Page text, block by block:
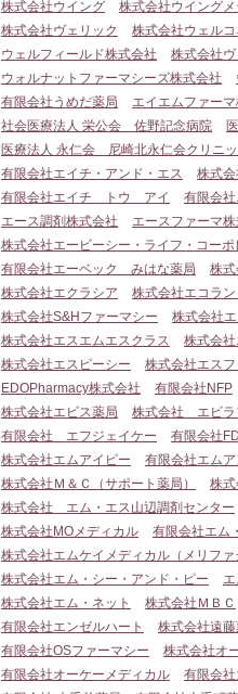
株式会社ウイング
株式会社ウイング
株式会社ヴェリック
株式会社ウェルコ
ウェルフィールド株式会社
株式会社
ウォルナットファーマシーズ株式会社
有限会社うめだ薬局
エイエムファー
社会医療法人 栄公会 佐野記念病院
医療法人 永仁会 尼崎北永仁会クリニッ
有限会社エイチ・アンド・エス
株式
有限会社エイチ トウ アイ
有限会
エース調剤株式会社
エースファーマ
株式会社エービーシー・ライフ・コーポ
有限会社エーベック みはな薬局
株
株式会社エクラシア
株式会社エコラン
株式会社S&Hファーマシー
株式会社
株式会社エスエムエスクラス
株式会社
株式会社エスピーシー
株式会社エス
EDOPharmacy株式会社
有限会社NFP
株式会社エビス薬局
株式会社 エビラ
有限会社 エフジェイケー
有限会社
株式会社エムアイピー
有限会社エム
株式会社Ｍ＆Ｃ（サポート薬局）
株
株式会社 エム・エス山辺調剤センター
株式会社MOメディカル
有限会社エム
株式会社エムケイメディカル（メリファ
株式会社エム・シー・アンド・ピー
株式会社エム・ネット
株式会社ＭＢＣ
有限会社エンゼルハート
株式会社遠藤
有限会社OSファーマシー
株式会社オ
有限会社オーケーメディカル
有限会